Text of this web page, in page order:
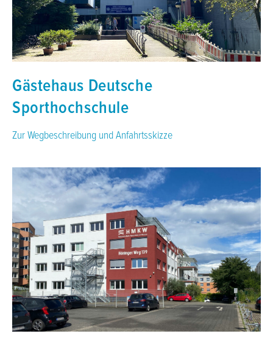
Gästehaus Deutsche
Sporthochschule
Zur Wegbeschreibung und Anfahrtsskizze